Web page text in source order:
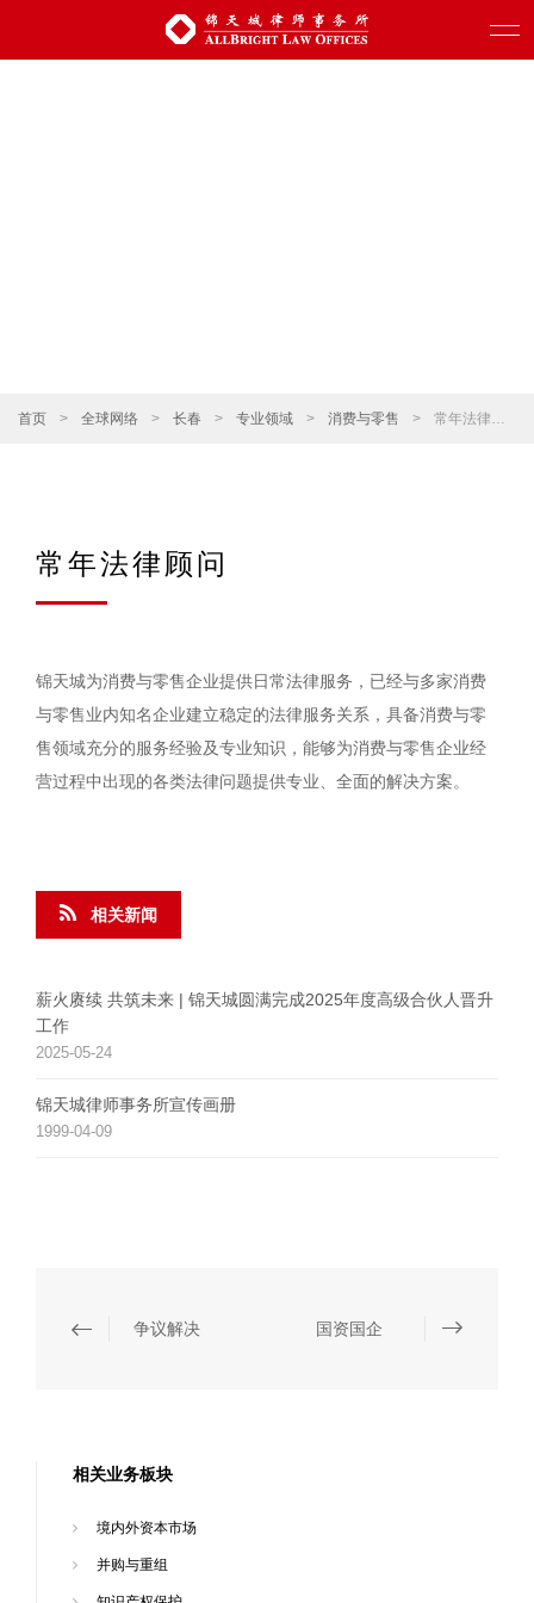
首页 > 全球网络 > 长春 > 专业领域 > 消费与零售 > 常年法律顾问
常年法律顾问
锦天城为消费与零售企业提供日常法律服务，已经与多家消费
与零售业内知名企业建立稳定的法律服务关系，具备消费与零
售领域充分的服务经验及专业知识，能够为消费与零售企业经
营过程中出现的各类法律问题提供专业、全面的解决方案。
相关新闻
薪火赓续 共筑未来 | 锦天城圆满完成2025年度高级合伙人晋升
工作
2025-05-24
锦天城律师事务所宣传画册
1999-04-09
争议解决 国资国企
相关业务板块
境内外资本市场
并购与重组